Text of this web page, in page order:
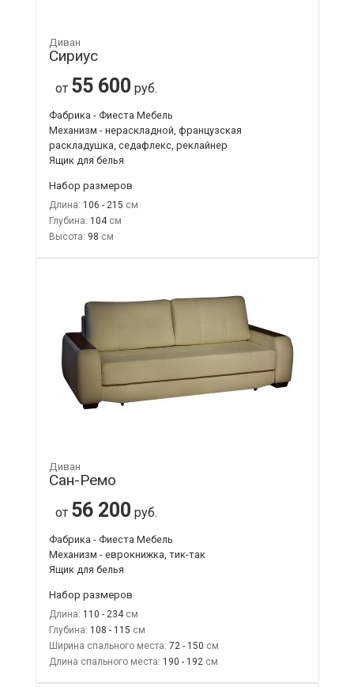
Диван
Сириус
от 55 600 руб.
Фабрика - Фиеста Мебель
Механизм - нераскладной, французская
раскладушка, седафлекс, реклайнер
Ящик для белья
Набор размеров
Длина: 106 - 215
Глубина: 104
Высота: 98
Диван
Сан-Ремо
от 56 200 руб.
Фабрика - Фиеста Мебель
Механизм - еврокнижка, тик-так
Ящик для белья
Набор размеров
Длина: 110 - 234
Глубина: 108 - 115
Ширина спального места: 72 - 150
Длина спального места: 190 - 192